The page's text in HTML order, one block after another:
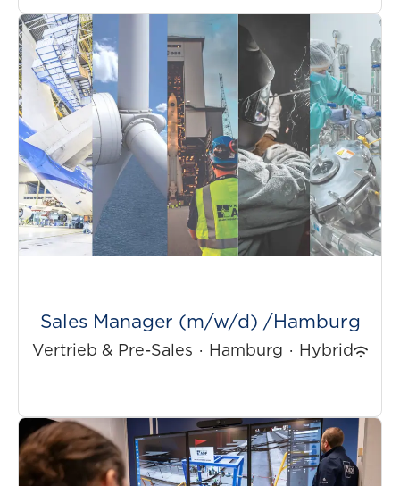
Sales Manager (m/w/d) /Hamburg
Vertrieb & Pre-Sales · Hamburg · Hybrid